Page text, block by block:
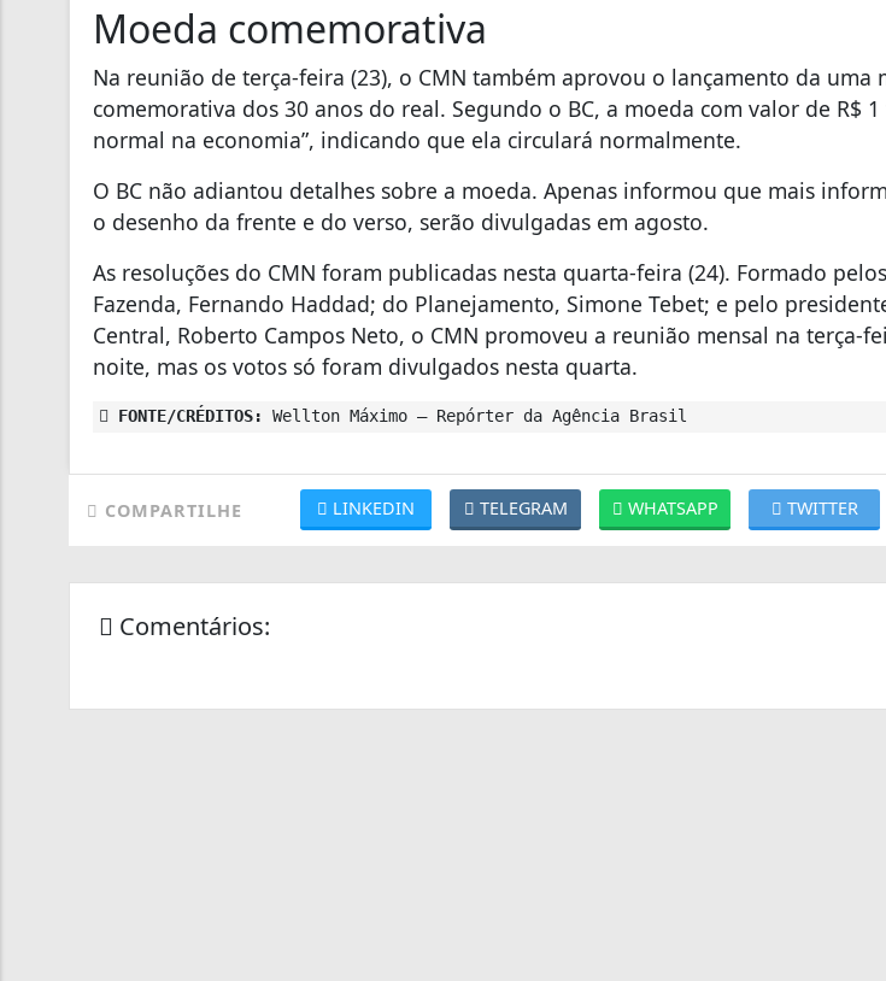
Moeda comemorativa
Na reunião de terça-feira (23), o CMN também aprovou o lançamento da uma
comemorativa dos 30 anos do real. Segundo o BC, a moeda com valor de R$ 1
normal na economia”, indicando que ela circulará normalmente.
O BC não adiantou detalhes sobre a moeda. Apenas informou que mais
o desenho da frente e do verso, serão divulgadas em agosto.
As resoluções do CMN foram publicadas nesta quarta-feira (24). Formado
Fazenda, Fernando Haddad; do Planejamento, Simone Tebet; e pelo
Central, Roberto Campos Neto, o CMN promoveu a reunião mensal na terça-
noite, mas os votos só foram divulgados nesta quarta.
FONTE/CRÉDITOS: Wellton Máximo – Repórter da Agência Brasil
COMPARTILHE TWITTER
WHATSAPP
TELEGRAM
LINKEDIN
Comentários: